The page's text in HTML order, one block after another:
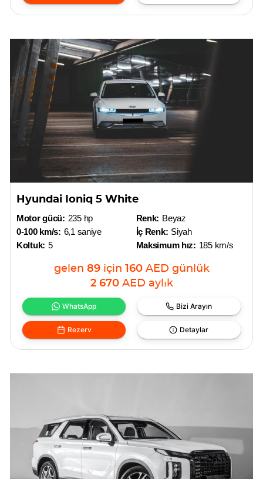
Hyundai Ioniq 5 White
Motor gücü: 235 hp
0-100 km/s: 6,1 saniye
Koltuk: 5
Renk: Beyaz
İç Renk: Siyah
Maksimum hız: 185 km/s
gelen 89 için 160 AED günlük
2 670 AED aylık
WhatsApp Bizi Arayın
Rezerv Detaylar